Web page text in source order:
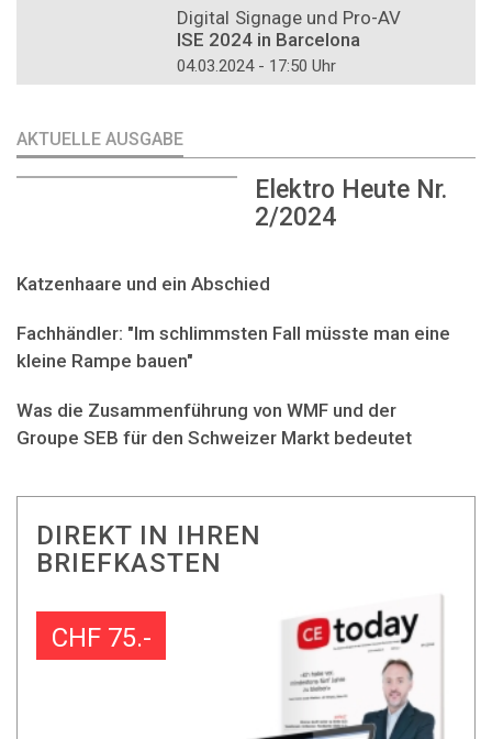
Digital Signage und Pro-AV
ISE 2024 in Barcelona
04.03.2024 - 17:50 Uhr
AKTUELLE AUSGABE
Elektro Heute Nr.
2/2024
Katzenhaare und ein Abschied
Fachhändler: "Im schlimmsten Fall müsste man eine
kleine Rampe bauen"
Was die Zusammenführung von WMF und der
Groupe SEB für den Schweizer Markt bedeutet
DIREKT IN IHREN
BRIEFKASTEN
CHF 75.-